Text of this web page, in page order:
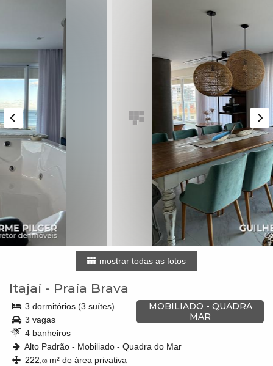
mostrar todas as fotos
Itajaí- Praia Brava
MOBILIADO - QUADRA
MAR
3 dormitórios (3 suítes)
3 vagas
4 banheiros
Alto Padrão - Mobiliado - Quadra do Mar
222, 00m² de área privativa